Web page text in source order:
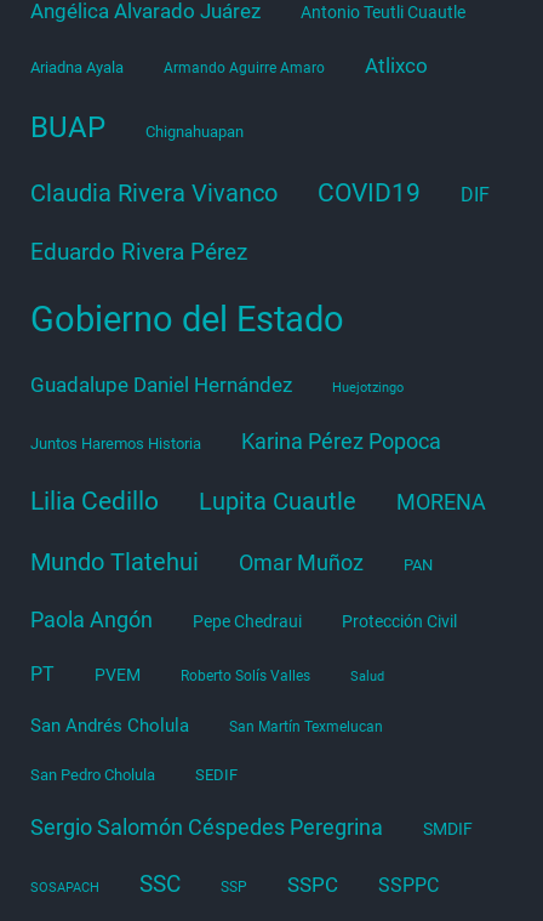
Angélica Alvarado Juárez Antonio Teutli Cuautle
Ariadna Ayala Armando Aguirre Amaro Atlixco
BUAP Chignahuapan
Claudia Rivera Vivanco COVID19 DIF
Eduardo Rivera Pérez
Gobierno del Estado
Guadalupe Daniel Hernández Huejotzingo
Juntos Haremos Historia Karina Pérez Popoca
Lilia Cedillo Lupita Cuautle MORENA
Mundo Tlatehui Omar Muñoz PAN
Paola Angón Pepe Chedraui Protección Civil
PT PVEM Roberto Solís Valles Salud
San Andrés Cholula San Martín Texmelucan
San Pedro Cholula SEDIF
Sergio Salomón Céspedes Peregrina SMDIF
SOSAPACH SSC SSP SSPC SSPPC